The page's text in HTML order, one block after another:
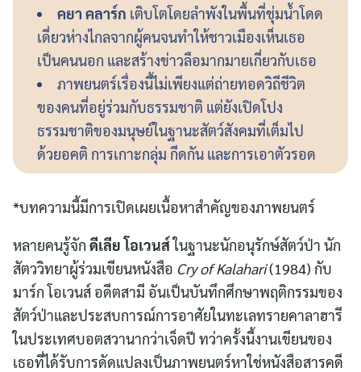
คยา คลาร์ก เติบโตโดยลำพังในพื้นที่ชุ่มน้ำโดด
เดี่ยวห่างไกลจากผู้คนจนทำให้ชาวเมืองเห็นเธอ
เป็นคนนอก และสร้างข่าวลือมากมายเกี่ยวกับเธอ
ภาพยนตร์เรื่องนี้ไม่เพียงแต่ถ่ายทอดวิถีชีวิต
ของคนที่อยู่ร่วมกับธรรมชาติ แต่ยังเปิดโปง
ธรรมชาติของมนุษย์ในฐานะสัตว์สังคมที่เต็มไป
ด้วยอคติ การเกาะกลุ่ม กีดกัน และการเอาตัวรอด
*บทความนี้มีการเปิดเผยเนื้อหาสำคัญของภาพยนตร์
หลายคนรู้จัก ดีเลีย โอเวนส์ในฐานะนักอนุรักษ์สัตว์ป่า นัก
สัตววิทยาผู้ร่วมเขียนหนังสือ Cry of Kalahari(1984) กับ
มาร์ก โอเวนส์ อดีตสามี อันเป็นบันทึกศึกษาพฤติกรรมของ
สัตว์ป่าและประสบการณ์การอาศัยในทะเลทรายคาลาฮารี
ในประเทศบอตสวานากว่าเจ็ดปี ทว่าครั้งนี้งานเขียนของ
เธอที่ได้รับการดัดแปลงเป็นภาพยนตร์หาใช่หนังสือสารคดี